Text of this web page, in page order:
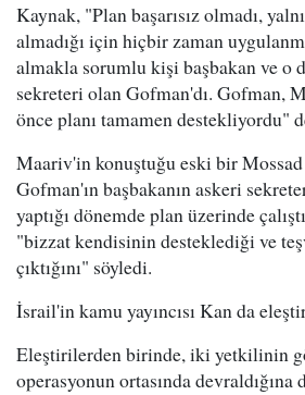
Kaynak, "Plan başarısız olmadı,
almadığı için hiçbir zaman
almakla sorumlu kişi başbakan ve o
sekreteri olan Gofman'dı. Gofman,
önce planı tamamen destekliyordu"
Maariv'in konuştuğu eski bir
Gofman'ın başbakanın askeri
yaptığı dönemde plan üzerinde
"bizzat kendisinin desteklediği ve
çıktığını" söyledi.
İsrail'in kamu yayıncısı Kan da
Eleştirilerden birinde, iki yetkilinin
operasyonun ortasında